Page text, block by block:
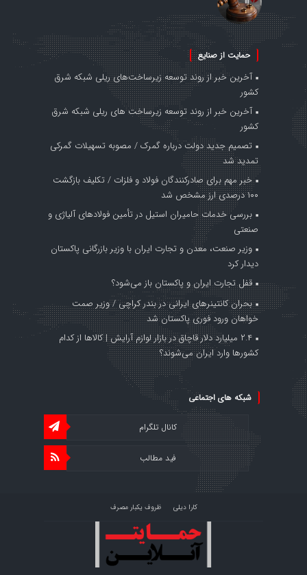
حمایت از صنایع
آخرین خبر از روند توسعه زیرساخت‌های ریلی شبکه شرق
کشور
آخرین خبر از روند توسعه زیرساخت های ریلی شبکه شرق
کشور
تصمیم جدید دولت درباره گمرک / مصوبه تسهیلات گمرکی
تمدید شد
خبر مهم برای صادرکنندگان فولاد و فلزات / تکلیف بازگشت
۱۰۰ درصدی ارز مشخص شد
بررسی خدمات حامیران استیل در تأمین فولادهای آلیاژی و
صنعتی
وزیر صنعت، معدن و تجارت ایران با وزیر بازرگانی پاکستان
دیدار کرد
قفل تجارت ایران و پاکستان باز می‌شود؟
بحران کانتینر‌های ایرانی در بندر کراچی / وزیر صمت
خواهان ورود فوری پاکستان شد
۲.۴ میلیارد دلار قاچاق در بازار لوازم آرایش | کالاها از کدام
کشورها وارد ایران می‌شوند؟
شبکه های اجتماعی
کانال تلگرام
فید مطالب
کارا دیلی ظروف یکبار مصرف